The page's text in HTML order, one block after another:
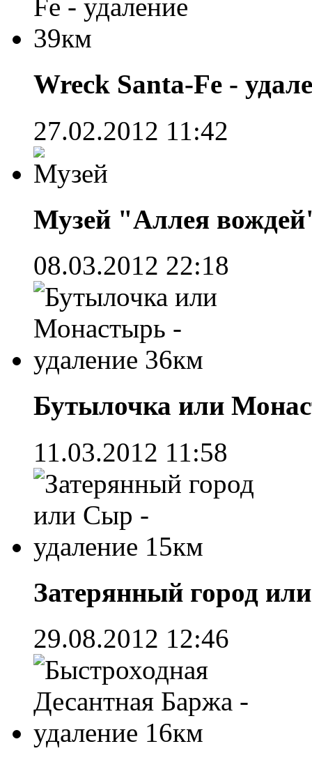
Wreck Santa-Fe -
27.02.2012 11:42
Музей "Аллея
08.03.2012 22:18
Бутылочка или
11.03.2012 11:58
Затерянный город
29.08.2012 12:46